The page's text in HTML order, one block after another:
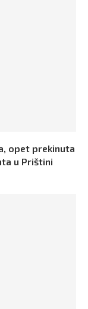
opet prekinuta
u Prištini